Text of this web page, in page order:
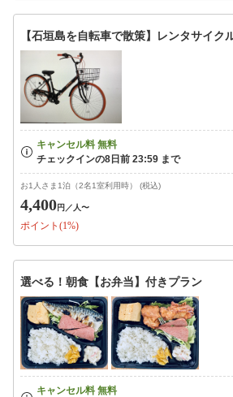
【石垣島を自転車で散策】レンタサイク
お1人さま1泊（2名1室利用時） (税込)
4,400円 ／人〜
ポイント(1%)
選べる！朝食【お弁当】付きプラン